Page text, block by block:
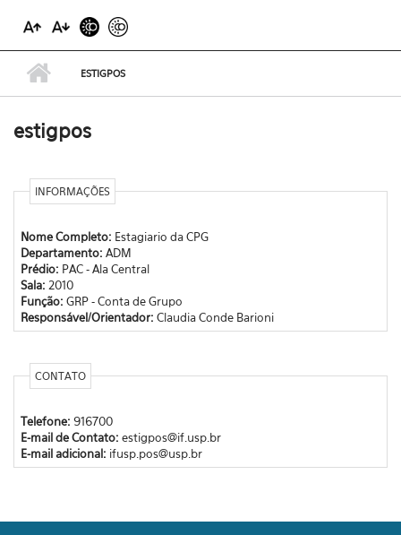
ESTIGPOS
estigpos
INFORMAÇÕES
Nome Completo: Estagiario da CPG
Departamento: ADM
Prédio: PAC - Ala Central
Sala: 2010
Função: GRP - Conta de Grupo
Responsável/Orientador: Claudia Conde Barioni
CONTATO
Telefone: 916700
E-mail de Contato: estigpos@if.usp.br
E-mail adicional: ifusp.pos@usp.br